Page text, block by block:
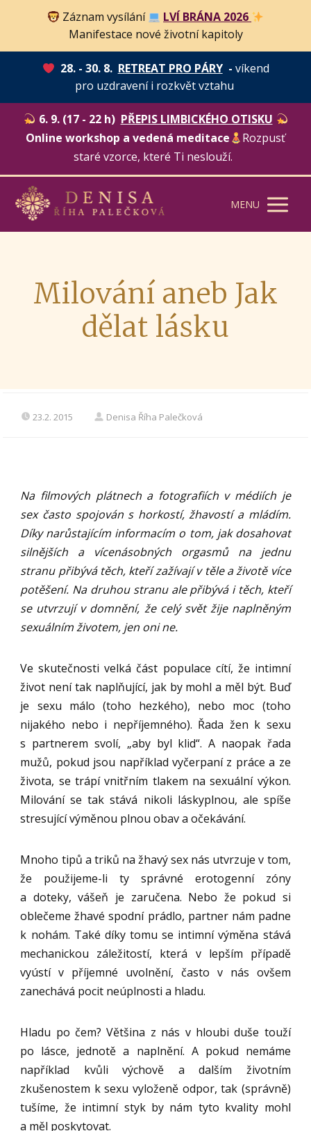
Záznam vysílání
LVÍ BRÁNA 2026
Manifestace nové životní kapitoly
28. - 30. 8. RETREAT PRO PÁRY- víkend
pro uzdravení i rozkvět vztahu
6. 9. (17 - 22 h) PŘEPIS LIMBICKÉHO OTISKU
Online workshop a vedená meditace
Rozpusť
staré vzorce, které Ti neslouží.
MENU
Milování aneb Jak
dělat lásku
23.2. 2015 Denisa Říha Palečková
Na filmových plátnech a fotografiích v médiích je
sex často spojován s horkostí, žhavostí a mládím.
Díky narůstajícím informacím o tom, jak dosahovat
silnějších a vícenásobných orgasmů na jednu
stranu přibývá těch, kteří zažívají v těle a životě více
potěšení. Na druhou stranu ale přibývá i těch, kteří
se utvrzují v domnění, že celý svět žije naplněným
sexuálním životem, jen oni ne.
Ve skutečnosti velká část populace cítí, že intimní
život není tak naplňující, jak by mohl a měl být. Buď
je sexu málo (toho hezkého), nebo moc (toho
nijakého nebo i nepříjemného). Řada žen k sexu
s partnerem svolí, „aby byl klid“. A naopak řada
mužů, pokud jsou například vyčerpaní z práce a ze
života, se trápí vnitřním tlakem na sexuální výkon.
Milování se tak stává nikoli láskyplnou, ale spíše
stresující výměnou plnou obav a očekávání.
Mnoho tipů a triků na žhavý sex nás utvrzuje v tom,
že použijeme-li ty správné erotogenní zóny
a doteky, vášeň je zaručena. Nebo že pokud si
oblečeme žhavé spodní prádlo, partner nám padne
k nohám. Také díky tomu se intimní výměna stává
mechanickou záležitostí, která v lepším případě
vyústí v příjemné uvolnění, často v nás ovšem
zanechává pocit neúplnosti a hladu.
Hladu po čem? Většina z nás v hloubi duše touží
po lásce, jednotě a naplnění. A pokud nemáme
například kvůli výchově a dalším životním
zkušenostem k sexu vyloženě odpor, tak (správně)
tušíme, že intimní styk by nám tyto kvality mohl
a měl poskytovat.